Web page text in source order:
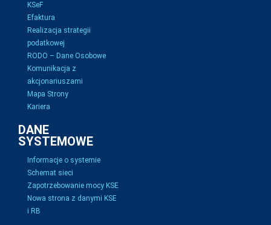
KSeF
Efaktura
Realizacja strategii
podatkowej
RODO – Dane Osobowe
Komunikacja z
akcjonariuszami
Mapa Strony
Kariera
DANE
SYSTEMOWE
Informacje o systemie
Schemat sieci
Zapotrzebowanie mocy KSE
Nowa strona z danymi KSE
i RB